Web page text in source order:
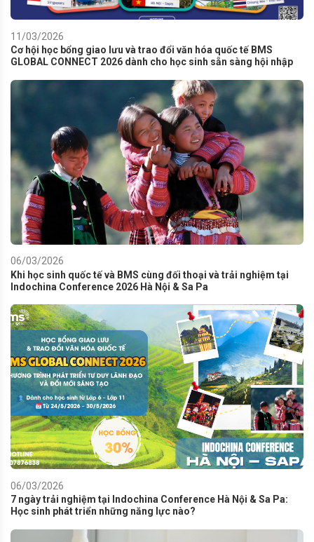
11/03/2026
Cơ hội học bổng giao lưu và trao đổi văn hóa quốc tế BMS
GLOBAL CONNECT 2026 dành cho học sinh sẵn sàng hội nhập
06/03/2026
Khi học sinh quốc tế và BMS cùng đối thoại và trải nghiệm tại
Indochina Conference 2026 Hà Nội & Sa Pa
06/03/2026
7 ngày trải nghiệm tại Indochina Conference Hà Nội & Sa Pa:
Học sinh phát triển những năng lực nào?